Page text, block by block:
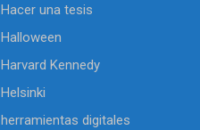
Hacer una tesis
Halloween
Harvard Kennedy
Helsinki
herramientas digitales